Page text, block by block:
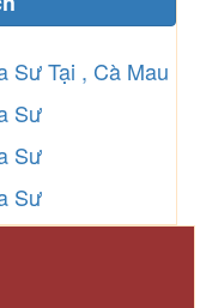
Sư Tại , Cà Mau
Sư
Sư
Sư